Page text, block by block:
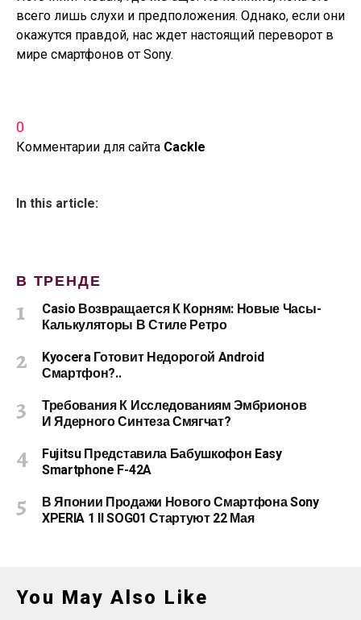
всего лишь слухи и предположения. Однако, если они
окажутся правдой, нас ждет настоящий переворот в
мире смартфонов от Sony.
0
Комментарии для сайта Cackle
In this article:
В ТРЕНДЕ
Casio Возвращается К Корням: Новые Часы-
Калькуляторы В Стиле Ретро
Kyocera Готовит Недорогой Android
Смартфон?..
Требования К Исследованиям Эмбрионов
И Ядерного Синтеза Смягчат?
Fujitsu Представила Бабушкофон Easy
Smartphone F-42A
В Японии Продажи Нового Смартфона Sony
XPERIA 1 II SOG01 Стартуют 22 Мая
You May Also Like